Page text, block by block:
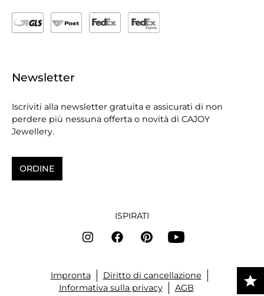
Newsletter
Iscriviti alla newsletter gratuita e assicurati di non
perdere più nessuna offerta o novità di CAJOY
Jewellery.
ORDINE
ISPIRATI
Impronta
Diritto di cancellazione
Informativa sulla privacy
AGB